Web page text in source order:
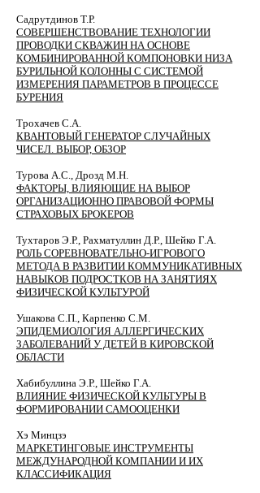
Садрутдинов Т.Р.
СОВЕРШЕНСТВОВАНИЕ ТЕХНОЛОГИИ
ПРОВОДКИ СКВАЖИН НА ОСНОВЕ
КОМБИНИРОВАННОЙ КОМПОНОВКИ НИЗА
БУРИЛЬНОЙ КОЛОННЫ С СИСТЕМОЙ
ИЗМЕРЕНИЯ ПАРАМЕТРОВ В ПРОЦЕССЕ
БУРЕНИЯ
Трохачев С.А.
КВАНТОВЫЙ ГЕНЕРАТОР СЛУЧАЙНЫХ
ЧИСЕЛ. ВЫБОР, ОБЗОР
Турова А.C., Дрозд М.Н.
ФАКТОРЫ, ВЛИЯЮЩИЕ НА ВЫБОР
ОРГАНИЗАЦИОННО ПРАВОВОЙ ФОРМЫ
СТРАХОВЫХ БРОКЕРОВ
Тухтаров Э.Р., Рахматуллин Д.Р., Шейко Г.А.
РОЛЬ СОРЕВНОВАТЕЛЬНО-ИГРОВОГО
МЕТОДА В РАЗВИТИИ КОММУНИКАТИВНЫХ
НАВЫКОВ ПОДРОСТКОВ НА ЗАНЯТИЯХ
ФИЗИЧЕСКОЙ КУЛЬТУРОЙ
Ушакова С.П., Карпенко С.М.
ЭПИДЕМИОЛОГИЯ АЛЛЕРГИЧЕСКИХ
ЗАБОЛЕВАНИЙ У ДЕТЕЙ В КИРОВСКОЙ
ОБЛАСТИ
Хабибуллина Э.Р., Шейко Г.А.
ВЛИЯНИЕ ФИЗИЧЕСКОЙ КУЛЬТУРЫ В
ФОРМИРОВАНИИ САМООЦЕНКИ
Хэ Минцзэ
МАРКЕТИНГОВЫЕ ИНСТРУМЕНТЫ
МЕЖДУНАРОДНОЙ КОМПАНИИ И ИХ
КЛАССИФИКАЦИЯ